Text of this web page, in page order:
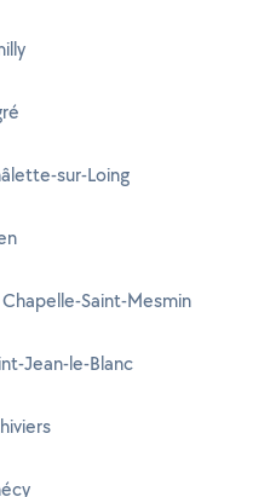
sur-Loing
Saint-Mesmin
Jean-le-Blanc